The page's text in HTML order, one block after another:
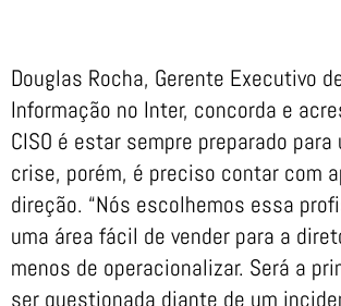
Douglas Rocha, Gerente Executivo
Informação no Inter, concorda e
CISO é estar sempre preparado
crise, porém, é preciso contar com
direção. “Nós escolhemos essa
uma área fácil de vender para a
menos de operacionalizar. Será a
ser questionada diante de um